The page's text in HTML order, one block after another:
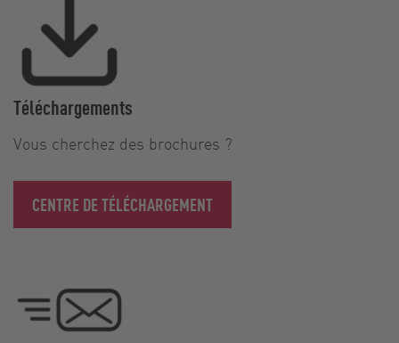
Téléchargements
Vous cherchez des brochures ?
CENTRE DE TÉLÉCHARGEMENT